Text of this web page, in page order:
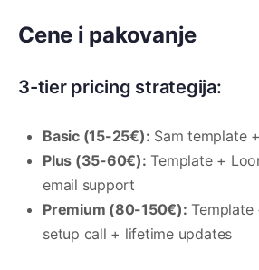
Cene i pakovanje
3-tier pricing strategija:
Basic (15-25€): Sam template
Plus (35-60€): Template +
email support
Premium (80-150€): Template
setup call + lifetime updates